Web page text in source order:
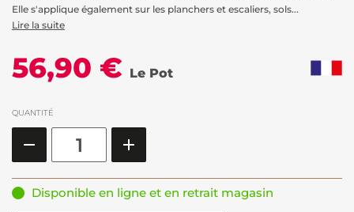
Elle s'applique également sur les planchers et escaliers, sols...
Lire la suite
56,90 € Le Pot
QUANTITÉ
Disponible en ligne et en retrait magasin